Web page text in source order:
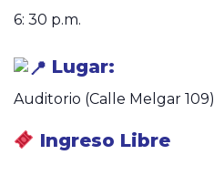
6: 30 p.m.
Lugar:
Auditorio (Calle Melgar 109)
Ingreso Libre